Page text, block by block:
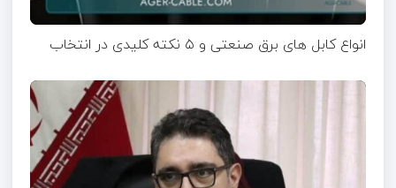
انواع کابل های برق صنعتی و ۵ نکته کلیدی در انتخاب